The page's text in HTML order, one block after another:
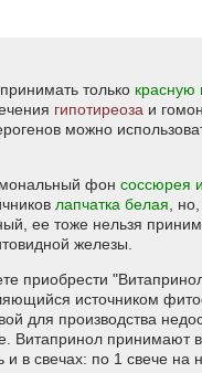
только красную
гипотиреоза и
можно
фон соссюрея
лапчатка белая ,
ее тоже нельзя
железы.
приобрести
источником
для производства
Витапринол принимают
и в свечах: по 1 свече на